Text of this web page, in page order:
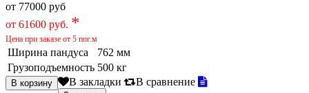
от 77000 руб
от 61600 руб. *
Цена при заказе от 5 пог.м
Ширина пандуса
762 мм
Грузоподъемность 500 кг
В закладки В сравнение